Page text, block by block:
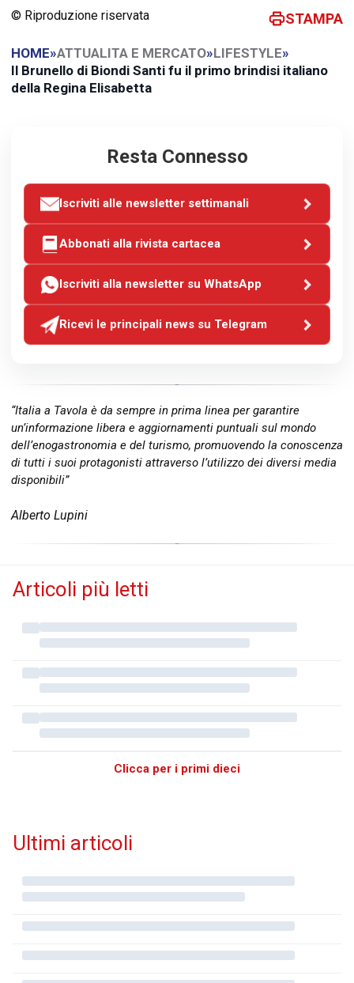
© Riproduzione riservata STAMPA
HOME»ATTUALITA E MERCATO»LIFESTYLE»
Il Brunello di Biondi Santi fu il primo brindisi italiano
della Regina Elisabetta
Resta Connesso
Iscriviti alle newsletter settimanali
Abbonati alla rivista cartacea
Iscriviti alla newsletter su WhatsApp
Ricevi le principali news su Telegram
“Italia a Tavola è da sempre in prima linea per garantire
un’informazione libera e aggiornamenti puntuali sul mondo
dell’enogastronomia e del turismo, promuovendo la conoscenza
di tutti i suoi protagonisti attraverso l’utilizzo dei diversi media
disponibili”
Alberto Lupini
Articoli più letti
Clicca per i primi dieci
Ultimi articoli